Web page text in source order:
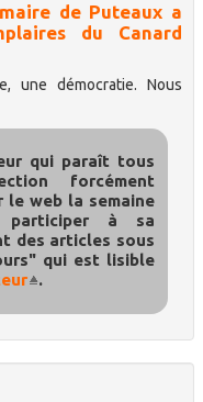
de Puteaux a
du Canard
une démocratie. Nous
qui paraît tous
forcément
le web la semaine
participer à sa
des articles sous
qui est lisible
.